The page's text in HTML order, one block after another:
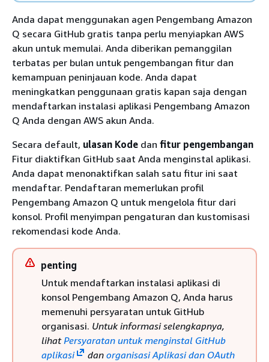
Anda dapat menggunakan agen Pengembang Amazon
Q secara GitHub gratis tanpa perlu menyiapkan AWS
akun untuk memulai. Anda diberikan pemanggilan
terbatas per bulan untuk pengembangan fitur dan
kemampuan peninjauan kode. Anda dapat
meningkatkan penggunaan gratis kapan saja dengan
mendaftarkan instalasi aplikasi Pengembang Amazon
Q Anda dengan AWS akun Anda.
Secara default, ulasan Kode dan fitur pengembangan
Fitur diaktifkan GitHub saat Anda menginstal aplikasi.
Anda dapat menonaktifkan salah satu fitur ini saat
mendaftar. Pendaftaran memerlukan profil
Pengembang Amazon Q untuk mengelola fitur dari
konsol. Profil menyimpan pengaturan dan kustomisasi
rekomendasi kode Anda.
penting
Untuk mendaftarkan instalasi aplikasi di
konsol Pengembang Amazon Q, Anda harus
memenuhi persyaratan untuk GitHub
organisasi. Untuk informasi selengkapnya,
lihatPersyaratan untuk menginstal GitHub
aplikasi
dan organisasi Aplikasi dan OAuth